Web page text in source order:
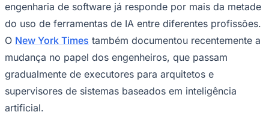
Fluminense
engenharia de software já responde por mais da metade
do uso de ferramentas de IA entre diferentes profissões.
O New York Times também documentou recentemente a
mudança no papel dos engenheiros, que passam
gradualmente de executores para arquitetos e
supervisores de sistemas baseados em inteligência
artificial.